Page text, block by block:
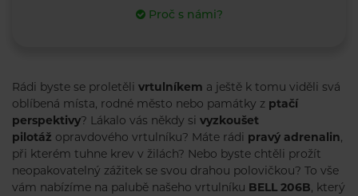
Proč s námi?
Rádi byste se proletěli vrtulníkem a ještě k tomu viděli svá
oblíbená místa, rodné město nebo památky z ptačí
perspektivy? Lákalo vás někdy si vyzkoušet
pilotáž opravdového vrtulníku? Máte rádi pravý adrenalin,
při kterém tuhne krev v žilách? Nebo byste chtěli prožít
neopakovatelný zážitek se svou drahou polovičkou? To vše
vám nabízíme na palubě našeho vrtulníku BELL 206B, který